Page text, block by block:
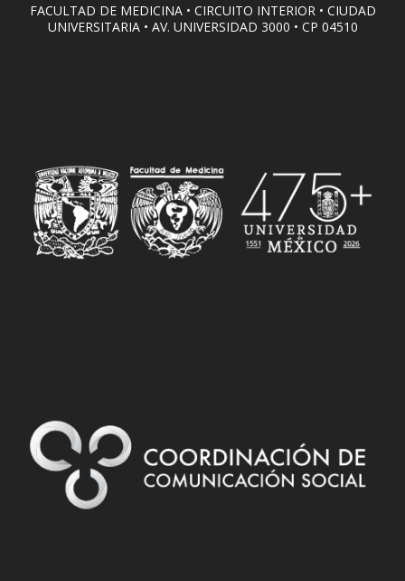
FACULTAD DE MEDICINA • CIRCUITO INTERIOR • CIUDAD
UNIVERSITARIA • AV. UNIVERSIDAD 3000 • CP 04510